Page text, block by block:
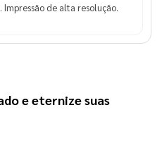
de alta resolução.
e eternize suas